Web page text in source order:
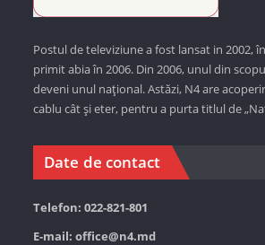
Postul de televiziune a fost lansat in 2002,
primit abia în 2006. Din 2006, unul din
deveni unul național. Astăzi, N4 are
cablu cât și eter, pentru a purta titlul de
Date de contact
Telefon: 022-821-801
E-mail: office@n4.md